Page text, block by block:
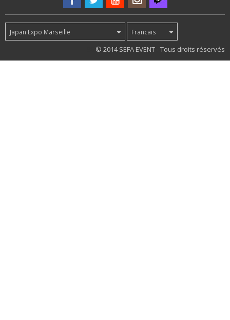
Japan Expo Marseille Francais
© 2014 SEFA EVENT - Tous droits réservés